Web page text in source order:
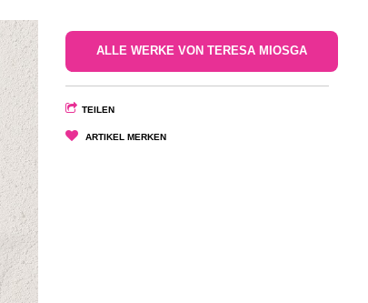
ALLE WERKE VON TERESA MIOSGA
TEILEN
ARTIKEL MERKEN